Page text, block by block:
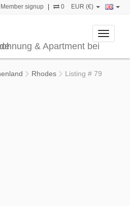
Member signup 0 EUR (€)
Toggle
Rhodes Listing # 79